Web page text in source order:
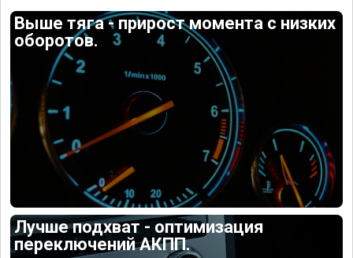
Выше тяга - прирост момента с низких
оборотов.
Лучше подхват - оптимизация
переключений АКПП.